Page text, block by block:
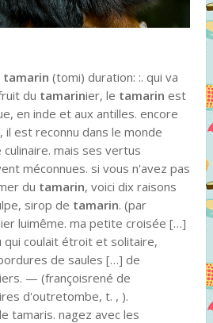
tamarin (tomi) duration: :. qui va
du tamarinier, le tamarin est
en inde et aux antilles. encore
est reconnu dans le monde
mais ses vertus
méconnues. si vous n'avez pas
du tamarin, voici dix raisons
sirop de tamarin. (par
ier luimême. ma petite croisée […]
qui coulait étroit et solitaire,
de saules […] de
— (françoisrené de
d'outretombe, t. , ).
tamaris. nagez avec les